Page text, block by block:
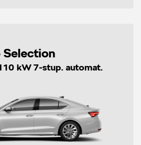
Selection
kW 7-stup. automat.